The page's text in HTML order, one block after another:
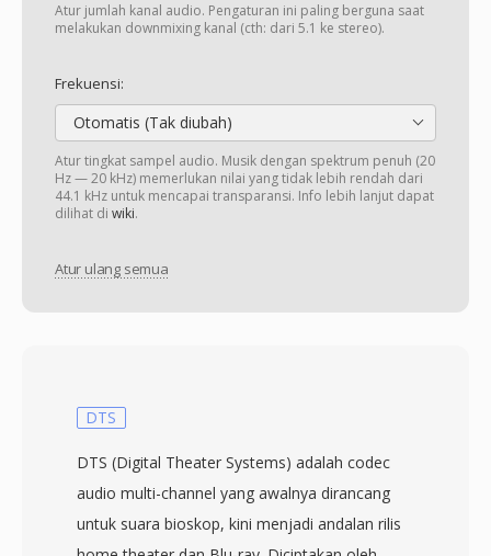
Atur jumlah kanal audio. Pengaturan ini paling berguna saat
melakukan downmixing kanal (cth: dari 5.1 ke stereo).
Frekuensi:
Otomatis (Tak diubah)
Atur tingkat sampel audio. Musik dengan spektrum penuh (20
Hz — 20 kHz) memerlukan nilai yang tidak lebih rendah dari
44.1 kHz untuk mencapai transparansi. Info lebih lanjut dapat
dilihat di wiki.
Atur ulang semua
DTS
DTS (Digital Theater Systems) adalah codec
audio multi-channel yang awalnya dirancang
untuk suara bioskop, kini menjadi andalan rilis